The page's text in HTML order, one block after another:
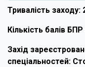
Тривалість заходу:
Кількість балів
Захід
спеціальностей: